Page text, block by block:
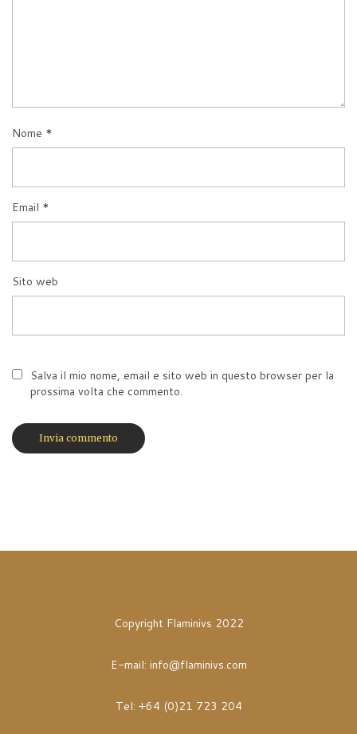
Nome *
Email *
Sito web
Salva il mio nome, email e sito web in questo browser per la
prossima volta che commento.
Copyright Flaminivs 2022
E-mail: info@flaminivs.com
Tel: +64 (0)21 723 204